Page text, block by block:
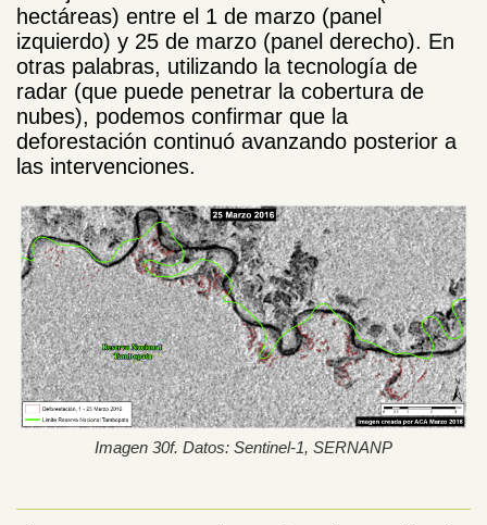
hectáreas) entre el 1 de marzo (panel
izquierdo) y 25 de marzo (panel derecho). En
otras palabras, utilizando la tecnología de
radar (que puede penetrar la cobertura de
nubes), podemos confirmar que la
deforestación continuó avanzando posterior a
las intervenciones.
Imagen 30f. Datos: Sentinel-1, SERNANP